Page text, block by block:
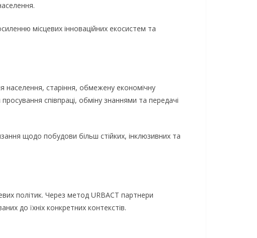
місцевих інноваційних екосистем та
населення, старіння, обмежену економічну
співпраці, обміну знаннями та передачі
щодо побудови більш стійких, інклюзивних та
політик. Через метод URBACT партнери
до їхніх конкретних контекстів.